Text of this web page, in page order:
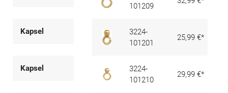
101209
Kapsel
3224-
101201
25,99 €*
Kapsel
3224-
101210
29,99 €*